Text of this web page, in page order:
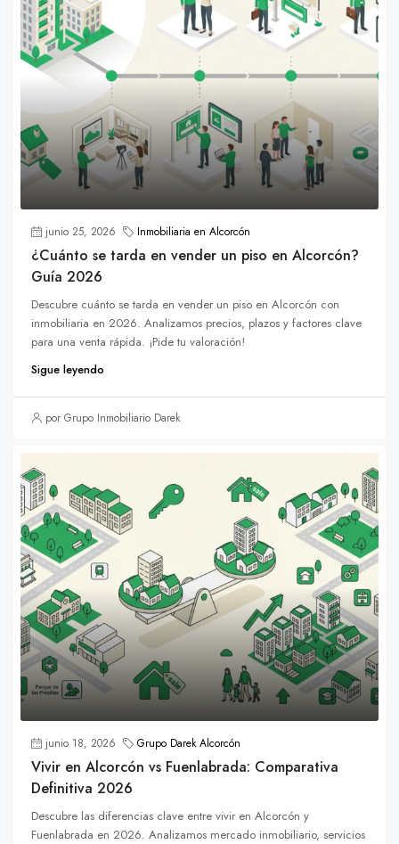
junio 25, 2026 Inmobiliaria en Alcorcón
¿Cuánto se tarda en vender un piso en Alcorcón?
Guía 2026
Descubre cuánto se tarda en vender un piso en Alcorcón con
inmobiliaria en 2026. Analizamos precios, plazos y factores clave
para una venta rápida. ¡Pide tu valoración!
Sigue leyendo
por Grupo Inmobiliario Darek
junio 18, 2026 Grupo Darek Alcorcón
Vivir en Alcorcón vs Fuenlabrada: Comparativa
Definitiva 2026
Descubre las diferencias clave entre vivir en Alcorcón y
Fuenlabrada en 2026. Analizamos mercado inmobiliario, servicios